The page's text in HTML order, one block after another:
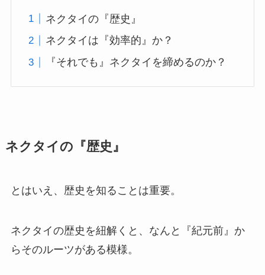
ネクタイの『歴史』
ネクタイは『効率的』か？
『それでも』ネクタイを締めるのか？
ネクタイの『歴史』
とはいえ、歴史を知ることは重要。
ネクタイの歴史を紐解くと、なんと『紀元前』か
らそのルーツがある模様。